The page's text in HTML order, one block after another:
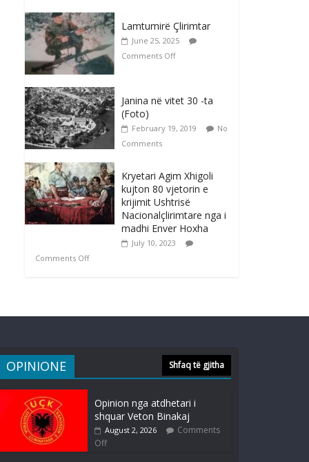
Lamtumirë Çlirimtar
June 25, 2025
Comments Off
Janina në vitet 30 -ta
(Foto)
February 19, 2019
No
Comments
Kryetari Agim Xhigoli
kujton 80 vjetorin e
krijimit Ushtrisë
Nacionalçlirimtare nga i
madhi Enver Hoxha
July 10, 2023
Comments Off
OPINIONE Shfaq të gjitha
Opinion nga atdhetari i
shquar Veton Binakaj
August 2, 2026
Comments
Off